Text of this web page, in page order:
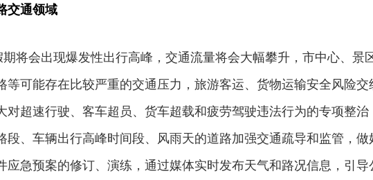
交通领域
期将会出现爆发性出行高峰，交通流量将会大幅攀升，市中心、景
等可能存在比较严重的交通压力，旅游客运、货物运输安全风险交
对超速行驶、客车超员、货车超载和疲劳驾驶违法行为的专项整治
段、车辆出行高峰时间段、风雨天的道路加强交通疏导和监管，做
应急预案的修订、演练，通过媒体实时发布天气和路况信息，引导